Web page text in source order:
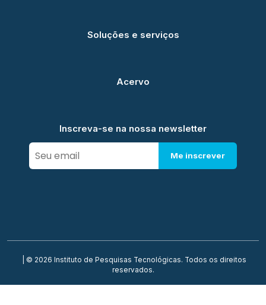
Soluções e serviços
Acervo
Inscreva-se na nossa newsletter
Me inscrever
| © 2026 Instituto de Pesquisas Tecnológicas. Todos os direitos
reservados.